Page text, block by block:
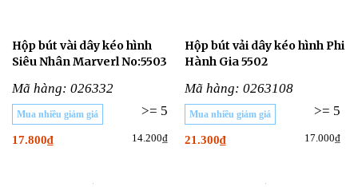
Hộp bút vài dây kéo hình
Siêu Nhân Marverl No:5503
Mã hàng: 026332
Mua nhiều giảm giá >= 5
17.800₫ 14.200₫
Hộp bút vải dây kéo hình Phi
Hành Gia 5502
Mã hàng: 0263108
Mua nhiều giảm giá >= 5
21.300₫ 17.000₫